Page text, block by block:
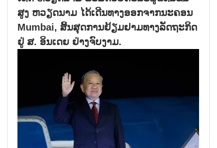
ສູງ ຫວຽດ​ນາມ ໄດ້​ເດີນ​ທາງອອກ​ຈາກ​ນະ​ຄອນ
Mumbai, ສິ້ນ​ສຸດ​ການ​ຢ້ຽມ​ຢາມ​ທາງ​ລັດ​ຖະ​ກິດ
ຢ​ູ່ ສ. ອິນ​ເດຍ ຢ່າງ​ຈົບ​ງາມ.